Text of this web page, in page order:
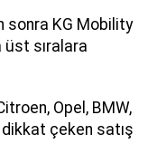
sonra KG Mobility
üst sıralara
Opel, BMW,
çeken satış